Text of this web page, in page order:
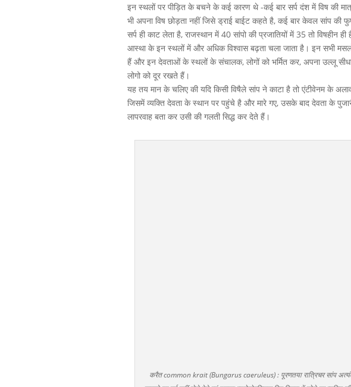
इन स्थलों पर पीड़ित के बचने के कई कारण थे -कई बार सर्प दंश में विष की
भी अपना विष छोड़ता नहीं जिसे ड्राई बाईट कहते है, कई बार केवल सांप की
सर्प ही काट लेता है, राजस्थान में 40 सांपो की प्रजातियों में 35 तो विषहीन
आस्था के इन स्थलों में और अधिक विश्वास बढ़ता चला जाता है। इन सभी
हैं और इन देवताओं के स्थलों के संचालक, लोगों को भर्मित कर, अपना उल्लू
लोगो को दूर रखते हैं।
यह तय मान के चलिए की यदि किसी विषैले सांप ने काटा है तो एंटीवेनम के
जिसमें व्यक्ति देवता के स्थान पर पहुंचे है और मारे गए, उसके बाद देवता के पुजारी
लापरवाह बता कर उसी की गलती सिद्ध कर देते हैं।
करैत common krait (Bungarus caeruleus) : पूरणतया रात्रिचर सांप